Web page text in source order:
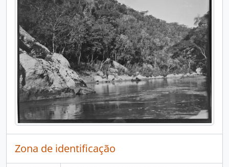
Zona de identificação